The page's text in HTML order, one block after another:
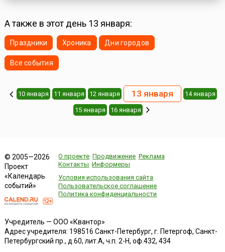
А также в этот день 13 января:
Праздники Хроника Дни городов
Все события
10 января 11 января 12 января 13 января 14 января
15 января 16 января
© 2005—2026
Проект
«Календарь
событий»
О проекте Продвижение Реклама
Контакты Информеры
Условия использования сайта
Пользовательское соглашение
Политика конфиденциальности
Учредитель — ООО «Квантор»
Адрес учредителя: 198516 Санкт-Петербург, г. Петергоф, Санкт-
Петербургский пр., д.60, лит.А, ч.п. 2-Н, оф.432, 434